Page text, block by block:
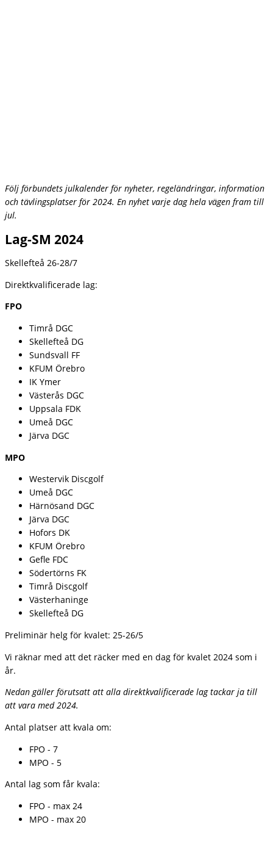
Följ förbundets julkalender för nyheter, regeländringar, information
och tävlingsplatser för 2024. En nyhet varje dag hela vägen fram till
jul.
Lag-SM 2024
Skellefteå 26-28/7
Direktkvalificerade lag:
FPO
Timrå DGC
Skellefteå DG
Sundsvall FF
KFUM Örebro
IK Ymer
Västerås DGC
Uppsala FDK
Umeå DGC
Järva DGC
MPO
Westervik Discgolf
Umeå DGC
Härnösand DGC
Järva DGC
Hofors DK
KFUM Örebro
Gefle FDC
Södertörns FK
Timrå Discgolf
Västerhaninge
Skellefteå DG
Preliminär helg för kvalet: 25-26/5
Vi räknar med att det räcker med en dag för kvalet 2024 som i
år.
Nedan gäller förutsatt att alla direktkvalificerade lag tackar ja till
att vara med 2024.
Antal platser att kvala om:
FPO - 7
MPO - 5
Antal lag som får kvala:
FPO - max 24
MPO - max 20